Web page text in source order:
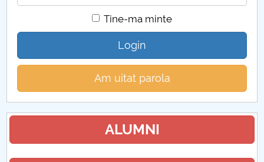
Tine-ma minte
Login
Am uitat parola
ALUMNI